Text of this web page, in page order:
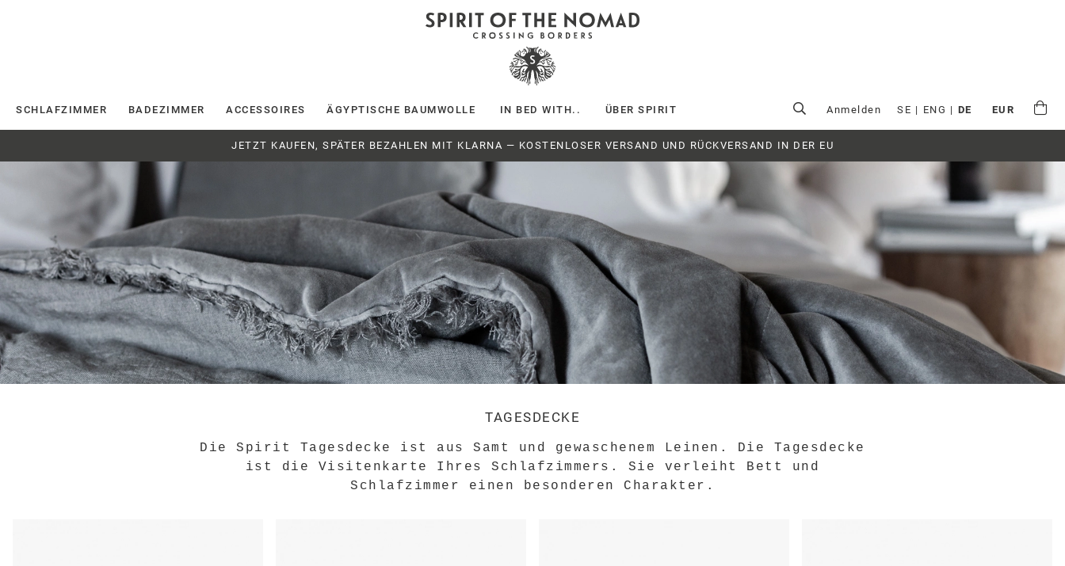
SCHLAFZIMMER BADEZIMMER ACCESSOIRES ÄGYPTISCHE BAUMWOLLE IN BED WITH.. ÜBER SPIRIT Anmelden SE | ENG | DE EUR
JETZT KAUFEN, SPÄTER BEZAHLEN MIT KLARNA — KOSTENLOSER VERSAND UND RÜCKVERSAND IN DER EU
TAGESDECKE
Die Spirit Tagesdecke ist aus Samt und gewaschenem Leinen. Die Tagesdecke
ist die Visitenkarte Ihres Schlafzimmers. Sie verleiht Bett und
Schlafzimmer einen besonderen Charakter.